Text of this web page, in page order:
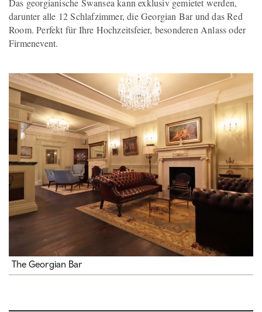
Das georgianische Swansea kann exklusiv gemietet werden,
darunter alle 12 Schlafzimmer, die Georgian Bar und das Red
Room. Perfekt für Ihre Hochzeitsfeier, besonderen Anlass oder
Firmenevent.
The Georgian Bar